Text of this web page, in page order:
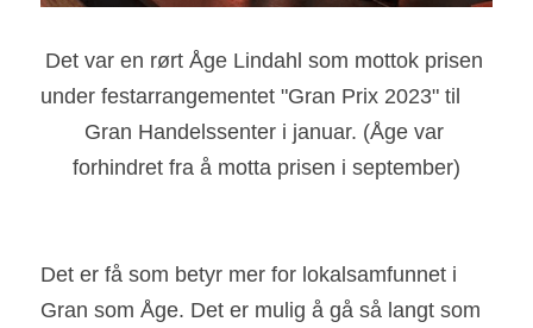
Det var en rørt Åge Lindahl som mottok prisen
under festarrangementet "Gran Prix 2023" til
Gran Handelssenter i januar. (Åge var
forhindret fra å motta prisen i september)
Det er få som betyr mer for lokalsamfunnet i
Gran som Åge. Det er mulig å gå så langt som